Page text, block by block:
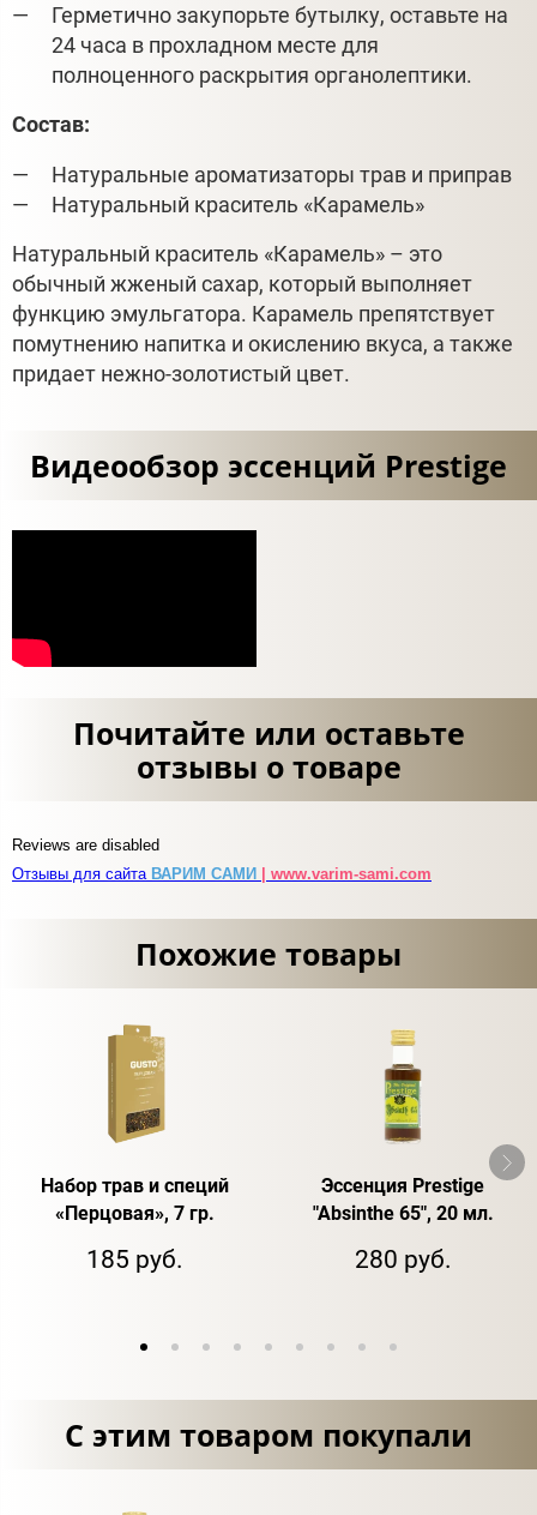
Герметично закупорьте бутылку, оставьте на
24 часа в прохладном месте для
полноценного раскрытия органолептики.
Состав:
Натуральные ароматизаторы трав и приправ
Натуральный краситель «Карамель»
Натуральный краситель «Карамель» – это
обычный жженый сахар, который выполняет
функцию эмульгатора. Карамель препятствует
помутнению напитка и окислению вкуса, а также
придает нежно-золотистый цвет.
Видеообзор эссенций Prestige
Почитайте или оставьте
отзывы о товаре
Reviews are disabled
Отзывы для сайта ВАРИМ САМИ | www.varim-sami.com
Похожие товары
Набор трав и специй
«Перцовая», 7 гр.
185 руб.
Эссенция Prestige
"Absinthe 65", 20 мл.
280 руб.
С этим товаром покупали